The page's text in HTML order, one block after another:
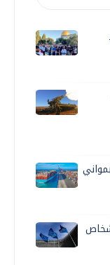
يفرض عقوبات على 5 أشخاص